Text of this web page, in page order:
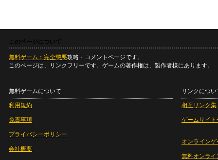
このページについて
無料ゲーム：完全懲悪攻略・コメントページです。
このページは、リンクフリーです。ゲームの著作権は、製作者様にあります。
無料ゲームについて
利用規約
免責事項
プライバシーポリシー
会社概要
リンクについ
相互リンク集
ゲームサイト
オンラインゲ
無料オンライ